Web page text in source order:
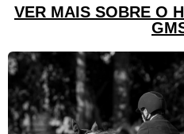
VER MAIS SOBRE O